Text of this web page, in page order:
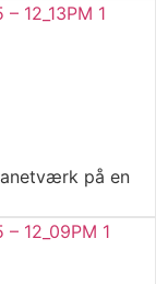
på en